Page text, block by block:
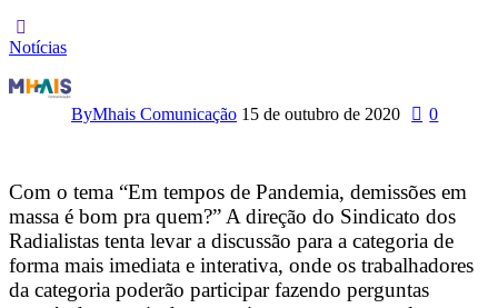
Notícias
Sindicato
transmite
sobre
demissões
em
ByMhais Comunicação 15 de outubro de 2020 0
Com o tema “Em tempos de Pandemia, demissões em
massa é bom pra quem?” A direção do Sindicato dos
Radialistas tenta levar a discussão para a categoria de
forma mais imediata e interativa, onde os trabalhadores
da categoria poderão participar fazendo perguntas